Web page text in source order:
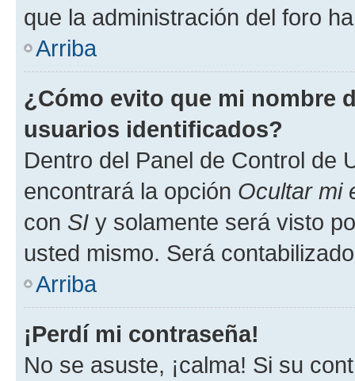
que la administración del foro
Arriba
¿Cómo evito que mi nombre
usuarios identificados?
Dentro del Panel de Control de
encontrará la opción Ocultar mi
con SI y solamente será visto
usted mismo. Será
Arriba
¡Perdí mi contraseña!
No se asuste, ¡calma! Si su